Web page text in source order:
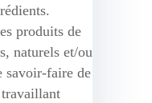
produits de
naturels et/ou
savoir-faire de